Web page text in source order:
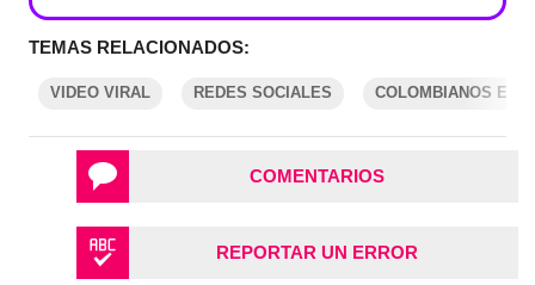
TEMAS RELACIONADOS:
VIDEO VIRAL REDES SOCIALES COLOMBIANOS EN
COMENTARIOS
REPORTAR UN ERROR